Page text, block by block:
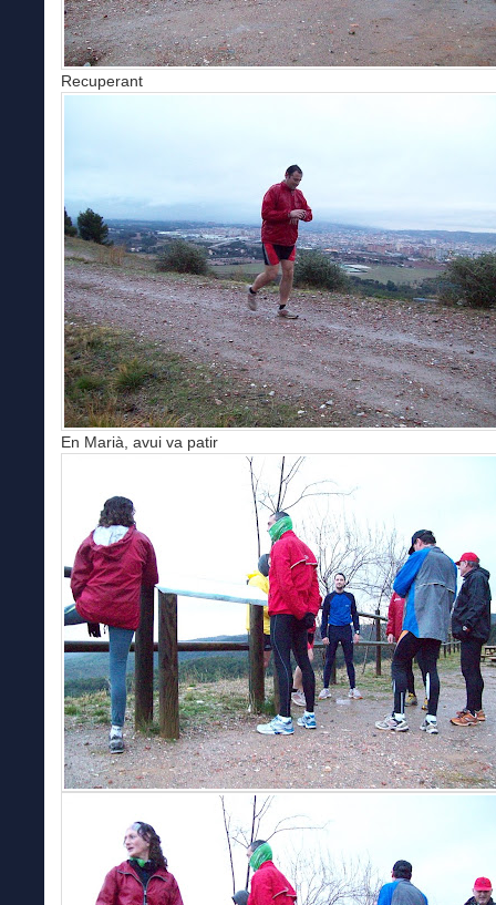
Recuperant
En Marià, avui va patir